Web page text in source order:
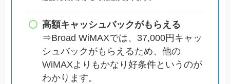
高額キャッシュバックがもらえる
⇒Broad WiMAXでは、37,000円キャッ
シュバックがもらえるため、他の
WiMAXよりもかなり好条件というのが
わかります。